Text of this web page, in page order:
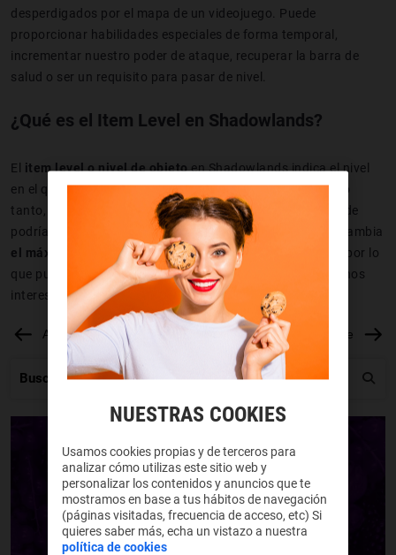
desperdigados por el mapa de un videojuego. Puede
proporcionar habilidades especiales de forma temporal,
incrementar nuestro poder de ataque, recuperar la barra de
salud o ser un requisito para pasar de nivel.
¿Qué es el Item Level en Shadowlands?
El item level o nivel de objetoen Shadowlands indica el nivel
en el que se encuentran los objetos de equipamos y, por lo
tanto, cuánto podrán ayudarnos en el juego, o hasta dónde
podrían llegar a hacerlo. Por lo general, cada expansión cambia
el máximo de item level de un buen número de objetos
, por lo
que puede que con cada una de ellas nos interesa más o nos
interesa menos un item en particular.
Anterior Siguiente
NUESTRAS COOKIES
Usamos cookies propias y de terceros para
analizar cómo utilizas este sitio web y
personalizar los contenidos y anuncios que te
mostramos en base a tus hábitos de navegación
(páginas visitadas, frecuencia de acceso, etc) Si
quieres saber más, echa un vistazo a nuestra
política de cookies